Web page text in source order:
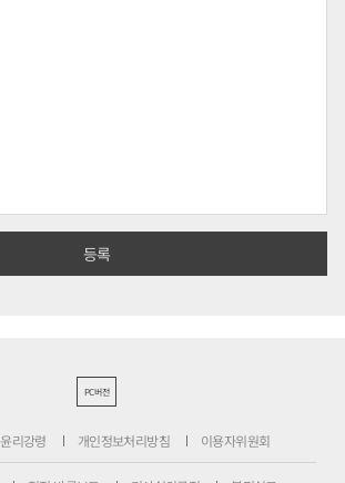
PC버전
윤리강령 개인정보처리방침 이용자위원회